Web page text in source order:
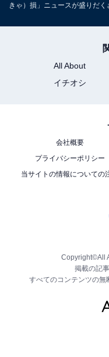
きゃ）損」ニュースが盛りだく
All About
イチオシ
会社概要
プライバシーポリシー
当サイトの情報についての
Copyright©All
掲載の記
すべてのコンテンツの無